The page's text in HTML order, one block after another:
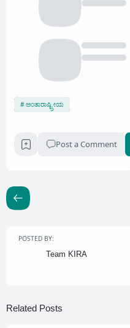
ಅಂತಾರಾಷ್ಟ್ರೀಯ
Post a Comment
POSTED BY:
Team KIRA
Related Posts